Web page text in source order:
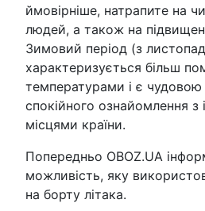
ймовірніше, натрапите на
людей, а також на
Зимовий період (з
характеризується більш
температурами і є
спокійного ознайомлення з
місцями країни.
Попередньо OBOZ.UA
можливість, яку
на борту літака.